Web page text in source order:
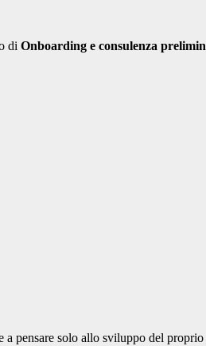
di Onboarding e consulenza
pensare solo allo sviluppo del proprio